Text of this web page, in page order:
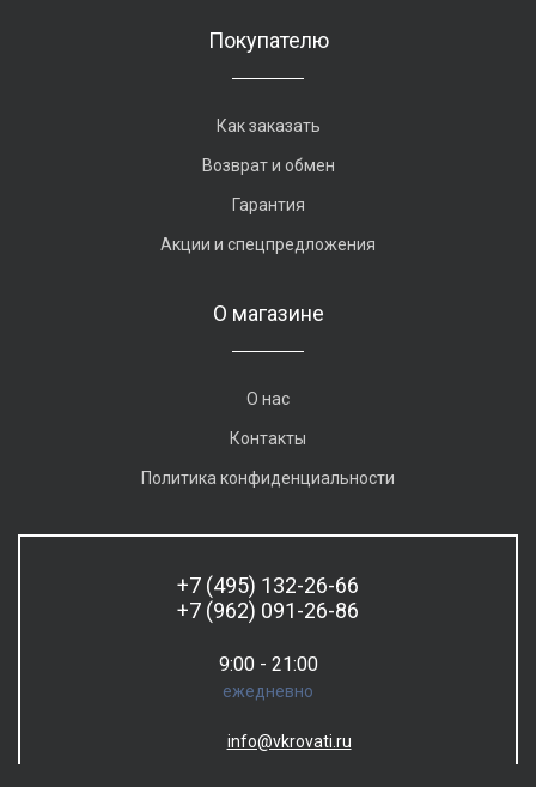
Покупателю
Как заказать
Возврат и обмен
Гарантия
Акции и спецпредложения
О магазине
О нас
Контакты
Политика конфиденциальности
+7 (495) 132-26-66
+7 (962) 091-26-86
9:00 - 21:00
ежедневно
info@vkrovati.ru